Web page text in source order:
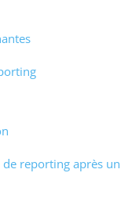
reporting après